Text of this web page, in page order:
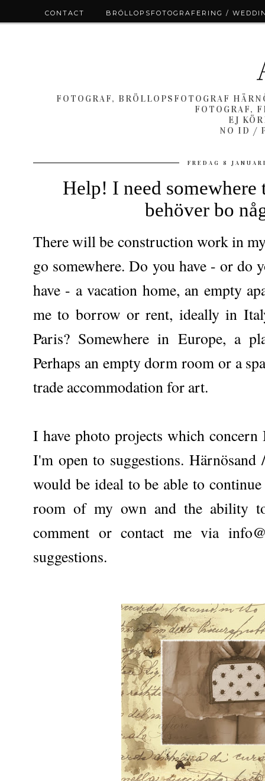
FOTOGRAF, BRÖLLOPSFOTOGRAF
FOTOGRAF,
EJ
NO ID /
FREDAG 8
Help! I need
behöver bo
There will be construction work in
go somewhere. Do you have - or do
have - a vacation home, an empty
me to borrow or rent, ideally in
Paris? Somewhere in Europe, a
Perhaps an empty dorm room or a
trade accommodation for art.
I have photo projects which
I'm open to suggestions.
would be ideal to be able to
room of my own and the ability
comment or contact me via
suggestions.
CONTACT BRÖLLOPSFOTOGRAFERING /